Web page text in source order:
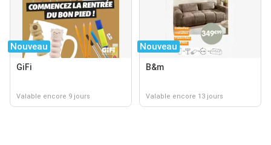
Nouveau
GiFi
Valable encore 9 jours
Nouveau
B&m
Valable encore 13 jours